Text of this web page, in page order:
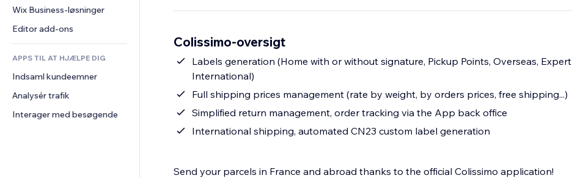
Nyheder
Bannere og badges
Lommeregnere
Søg
Vejr
Diagrammer og tabeller
Telefon
Fællesskab
Anmeldelser og anbefalinger
CRM
Wix Business-løsninger
Editor add-ons
APPS TIL AT HJÆLPE DIG
Indsaml kundeemner
Analysér trafik
Interager med besøgende
Colissimo-oversigt
Labels generation (Home with or without signature, Pickup Points, Overseas, Expert
International)
Full shipping prices management (rate by weight, by orders prices, free shipping...)
Simplified return management, order tracking via the App back office
International shipping, automated CN23 custom label generation
Send your parcels in France and abroad thanks to the official Colissimo application!